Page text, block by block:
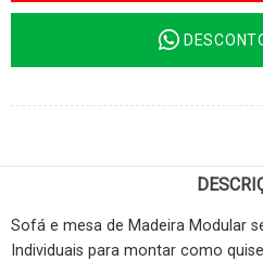
Sofá e mesa de Madeira Modular
Individuais para montar como